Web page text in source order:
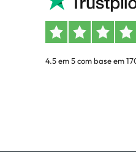
4.5 em 5 com base em